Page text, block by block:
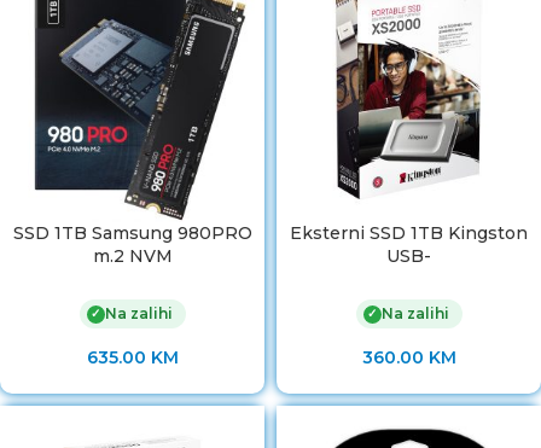
SSD 1TB Samsung 980PRO
m.2 NVM
✓ Na zalihi
635.00 KM
Eksterni SSD 1TB Kingston
USB-
✓ Na zalihi
360.00 KM